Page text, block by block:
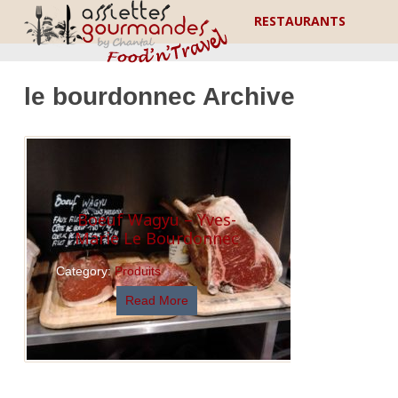
RESTAURANTS
le bourdonnec Archive
Boeuf Wagyu – Yves-
Marie Le Bourdonnec
Category:Produits
Read More